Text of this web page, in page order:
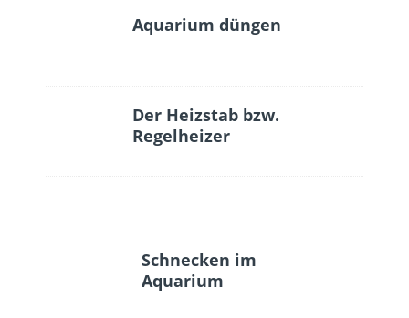
Aquarium düngen
Der Heizstab bzw.
Regelheizer
Schnecken im
Aquarium